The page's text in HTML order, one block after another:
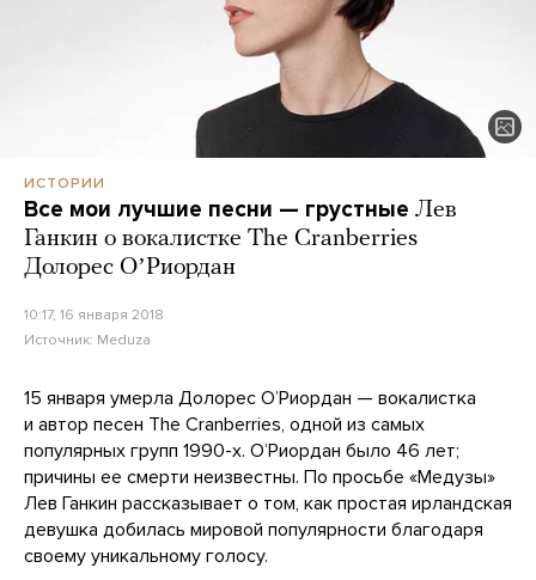
ИСТОРИИ
Все мои лучшие песни — грустные Лев
Ганкин о вокалистке The Cranberries
Долорес ОʼРиордан
10:17, 16 января 2018
Источник: Meduza
15 января умерла Долорес ОʼРиордан — вокалистка
и автор песен The Cranberries, одной из самых
популярных групп 1990-х. ОʼРиордан было 46 лет;
причины ее смерти неизвестны. По просьбе «Медузы»
Лев Ганкин рассказывает о том, как простая ирландская
девушка добилась мировой популярности благодаря
своему уникальному голосу.